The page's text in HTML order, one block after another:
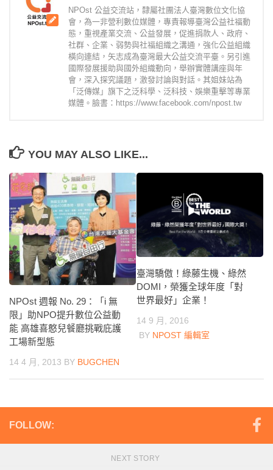
NPOst 公益交流站，隸屬社團法人臺灣數位文化協
會，為一非營利數位媒體，專責報導臺灣公益社福動
態，重視產業交流、公益發展，促進捐款人、政府、
社群、企業、弱勢與社福組織之溝通，強化公益組織
橫向連結，矢志成為臺灣最大公益交流平臺。另引進
國際發展援助與國外組織動向，舉辦實體講座與年
會，深入探究議題，激發討論與對話。其姐妹站為
「泛傳媒」旗下之泛科學、泛科技、娛樂重擊等專業
媒體。臉書：https://www.facebook.com/npost.tw
YOU MAY ALSO LIKE...
NPOst 週報 No. 29：「i 無
限」助NPO提升數位公益動
能 高雄喜憨兒餐廳挑戰庇護
工場新型態
14 4 月, 2013 BY BUGCHEN
臺灣驕傲！綠藤生機、綠然
DOMI，榮獲全球年度「對
世界最好」企業！
14 9 月, 2016
BY NPOST 編輯室
FOLLOW:
NEXT STORY